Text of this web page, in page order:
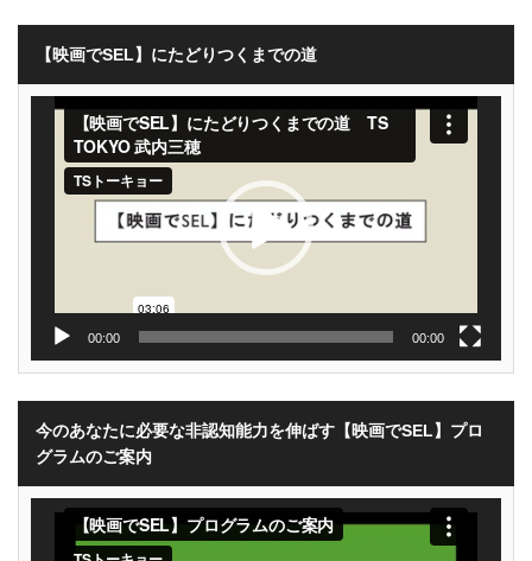
【映画でSEL】にたどりつくまでの道
00:00 00:00
今のあなたに必要な非認知能力を伸ばす【映画でSEL】プロ
グラムのご案内
動